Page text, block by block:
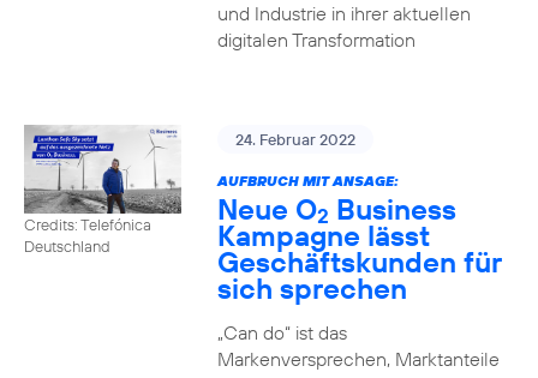
und Industrie in ihrer aktuellen
digitalen Transformation
Credits: Telefónica
Deutschland
24. Februar 2022
AUFBRUCH MIT ANSAGE:
Neue O2 Business
Kampagne lässt
Geschäftskunden für
sich sprechen
„Can do“ ist das
Markenversprechen, Marktanteile